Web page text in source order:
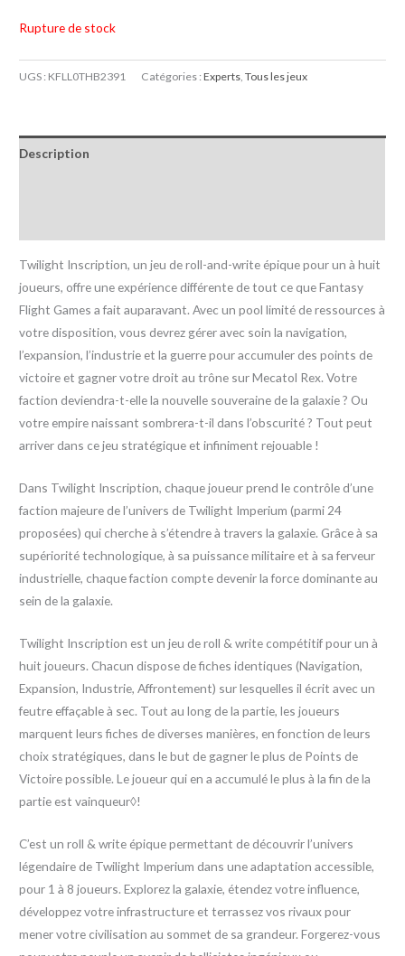
Rupture de stock
UGS : KFLL0THB2391 Catégories :Experts ,Tous les jeux
Description
Twilight Inscription, un jeu de roll-and-write épique pour un à huit
joueurs, offre une expérience différente de tout ce que Fantasy
Flight Games a fait auparavant. Avec un pool limité de ressources à
votre disposition, vous devrez gérer avec soin la navigation,
l’expansion, l’industrie et la guerre pour accumuler des points de
victoire et gagner votre droit au trône sur Mecatol Rex. Votre
faction deviendra-t-elle la nouvelle souveraine de la galaxie ? Ou
votre empire naissant sombrera-t-il dans l’obscurité ? Tout peut
arriver dans ce jeu stratégique et infiniment rejouable !
Dans Twilight Inscription, chaque joueur prend le contrôle d’une
faction majeure de l’univers de Twilight Imperium (parmi 24
proposées) qui cherche à s’étendre à travers la galaxie. Grâce à sa
supériorité technologique, à sa puissance militaire et à sa ferveur
industrielle, chaque faction compte devenir la force dominante au
sein de la galaxie.
Twilight Inscription est un jeu de roll & write compétitif pour un à
huit joueurs. Chacun dispose de fiches identiques (Navigation,
Expansion, Industrie, Affrontement) sur lesquelles il écrit avec un
feutre effaçable à sec. Tout au long de la partie, les joueurs
marquent leurs fiches de diverses manières, en fonction de leurs
choix stratégiques, dans le but de gagner le plus de Points de
Victoire possible. Le joueur qui en a accumulé le plus à la fin de la
partie est vainqueur◊!
C’est un roll & write épique permettant de découvrir l’univers
légendaire de Twilight Imperium dans une adaptation accessible,
pour 1 à 8 joueurs. Explorez la galaxie, étendez votre influence,
développez votre infrastructure et terrassez vos rivaux pour
mener votre civilisation au sommet de sa grandeur. Forgerez-vous